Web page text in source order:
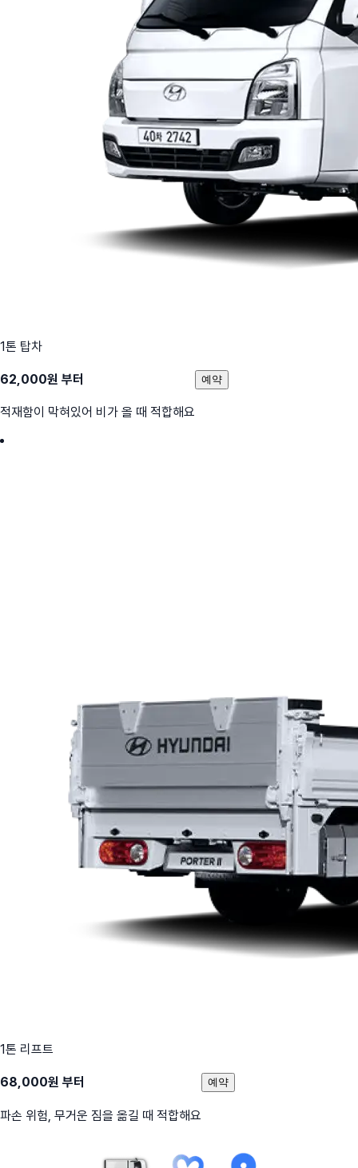
1톤 탑차
62,000원 부터
적재함이 막혀있어 비가 올 때 적합해요
예약
1톤 리프트
68,000원 부터
파손 위험, 무거운 짐을 옮길 때 적합해요
예약